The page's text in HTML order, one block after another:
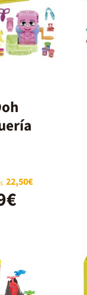
22,50€